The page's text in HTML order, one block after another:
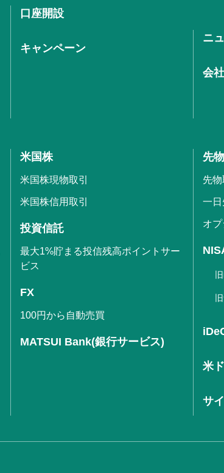
口座開設
キャンペーン
ニ
会
米国株
米国株現物取引
米国株信用取引
投資信託
最大1%貯まる投信残高ポイントサー
ビス
FX
100円から自動売買
MATSUI Bank(銀行サービス)
先
先物
一日
オプ
米
サ